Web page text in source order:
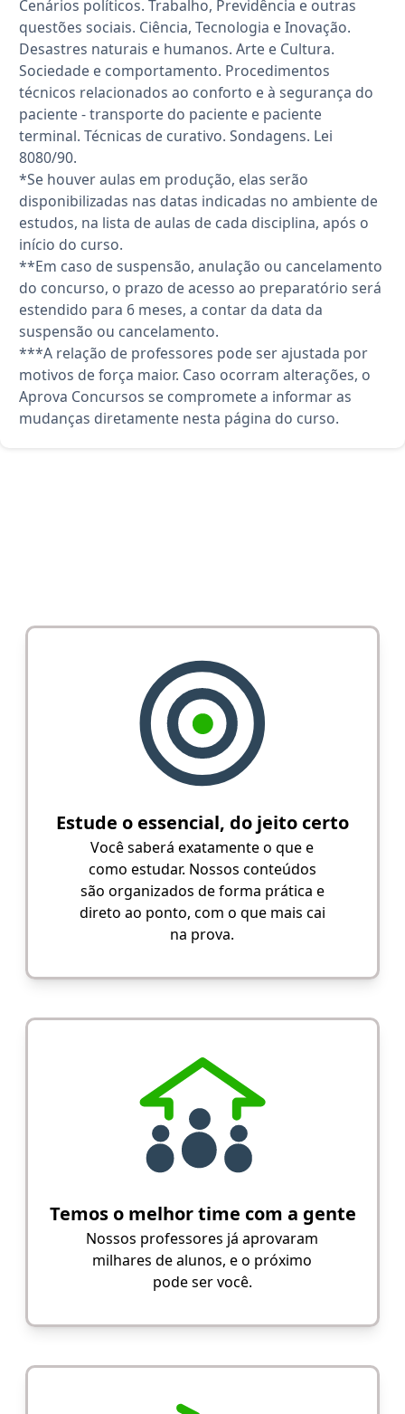
Cenários políticos. Trabalho, Previdência e outras
questões sociais. Ciência, Tecnologia e Inovação.
Desastres naturais e humanos. Arte e Cultura.
Sociedade e comportamento. Procedimentos
técnicos relacionados ao conforto e à segurança do
paciente - transporte do paciente e paciente
terminal. Técnicas de curativo. Sondagens. Lei
8080/90.
*Se houver aulas em produção, elas serão
disponibilizadas nas datas indicadas no ambiente de
estudos, na lista de aulas de cada disciplina, após o
início do curso.
**Em caso de suspensão, anulação ou cancelamento
do concurso, o prazo de acesso ao preparatório será
estendido para 6 meses, a contar da data da
suspensão ou cancelamento.
***A relação de professores pode ser ajustada por
motivos de força maior. Caso ocorram alterações, o
Aprova Concursos se compromete a informar as
mudanças diretamente nesta página do curso.
Estude o essencial, do jeito certo
Você saberá exatamente o que e
como estudar. Nossos conteúdos
são organizados de forma prática e
direto ao ponto, com o que mais cai
na prova.
Temos o melhor time com a gente
Nossos professores já aprovaram
milhares de alunos, e o próximo
pode ser você.